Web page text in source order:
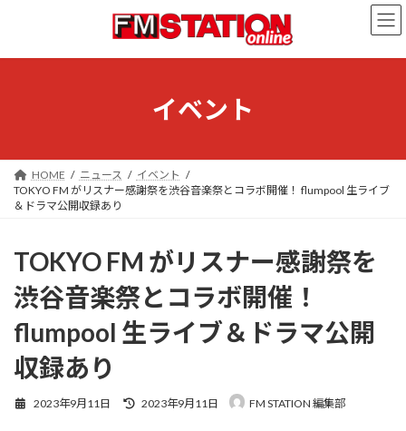
ン
ー
イベント
HOME ニュース
イベント
TOKYO FM がリスナー感謝祭を渋谷音楽祭とコラボ開催！ flumpool 生ライブ
＆ドラマ公開収録あり
TOKYO FM がリスナー感謝祭を
渋谷音楽祭とコラボ開催！
flumpool 生ライブ＆ドラマ公開
収録あり
2023年9月11日
最
2023年9月11日 FM STATION 編集部